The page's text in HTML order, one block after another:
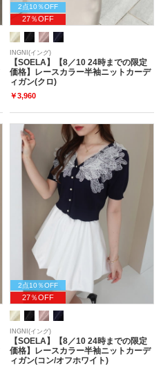
2点10％OFF
27％OFF
INGNI(イング)
【SOELA】【8／10 24時までの限定
価格】レースカラー半袖ニットカーデ
ィガン(クロ)
￥3,960
2点10％OFF
27％OFF
INGNI(イング)
【SOELA】【8／10 24時までの限定
価格】レースカラー半袖ニットカーデ
ィガン(コン/オフホワイト)